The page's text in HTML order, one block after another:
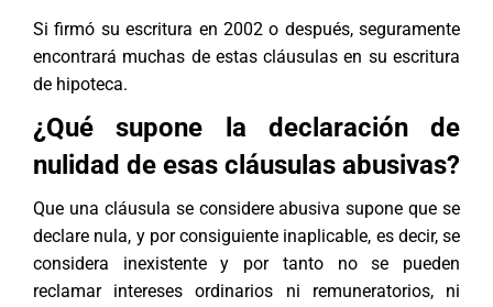
Si firmó su escritura en 2002 o después, seguramente
encontrará muchas de estas cláusulas en su escritura
de hipoteca.
¿Qué supone la declaración de
nulidad de esas cláusulas abusivas?
Que una cláusula se considere abusiva supone que se
declare nula, y por consiguiente inaplicable, es decir, se
considera inexistente y por tanto no se pueden
reclamar intereses ordinarios ni remuneratorios, ni